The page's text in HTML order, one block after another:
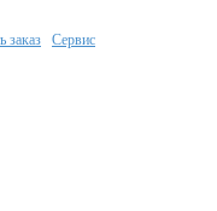
заказ Сервис